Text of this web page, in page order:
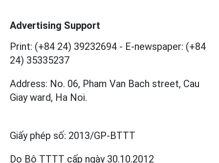
Advertising Support
Print: (+84 24) 39232694 - E-newspaper: (+84
24) 35335237
Address: No. 06, Pham Van Bach street, Cau
Giay ward, Ha Noi.
Giấy phép số: 2013/GP-BTTT
Do Bộ TTTT cấp ngày 30.10.2012